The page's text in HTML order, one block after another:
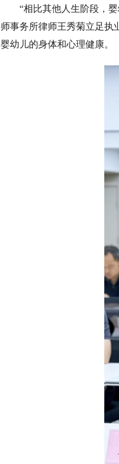
“相比其他人生阶段，
师事务所律师王秀菊立足执
婴幼儿的身体和心理健康。